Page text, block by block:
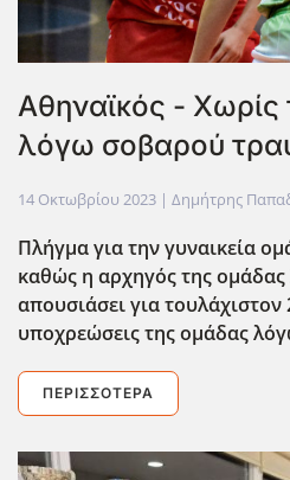
Αθηναϊκός - Χωρίς
λόγω σοβαρού
14 Οκτωβρίου 2023 | Δημήτρης
Πλήγμα για την γυναικεία
καθώς η αρχηγός της
απουσιάσει για τουλάχιστον
υποχρεώσεις της ομάδας
ΠΕΡΙΣΣΌΤΕΡΑ